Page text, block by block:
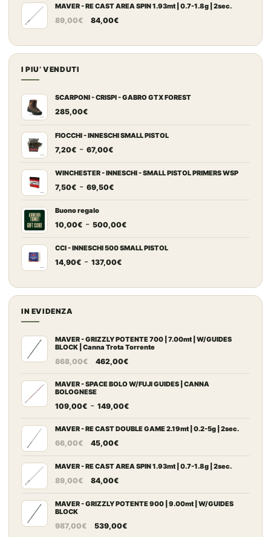
a
originale
era:
attuale
è:
MAVER - RE CAST AREA SPIN 1.93mt | 0.7-1.8g | 2sec.
89,00€
Il
originale
era:
84,00€Il
attuale
è:
I PIU’ VENDUTI
SCARPONI - CRISPI - GABRO GTX FOREST
285,00€
FIOCCHI - INNESCHI SMALL PISTOL
7,20€ - 67,00€Fascia
prezzo:
da
67,00€
WINCHESTER - INNESCHI - SMALL PISTOL PRIMERS WSP
7,50€ - 69,50€Fascia
da
a
69,50€
Buono regalo
10,00€ - 500,00€Fascia
prezzo:
a
500,00€
CCI - INNESCHI 500 SMALL PISTOL
14,90€ - 137,00€Fascia
prezzo:
da
137,00€
IN EVIDENZA
MAVER - GRIZZLY POTENTE 700 | 7.00mt | W/GUIDES
BLOCK | Canna Trota Torrente
868,00€
Il
originale
era:
868,00€.
462,00€Il
attuale
462,00€.
MAVER - SPACE BOLO W/FUJI GUIDES | CANNA
BOLOGNESE
109,00€ - 149,00€Fascia
prezzo:
a
MAVER - RE CAST DOUBLE GAME 2.19mt | 0.2-5g | 2sec.
66,00€
Il
originale
era:
45,00€Il
attuale
è:
MAVER - RE CAST AREA SPIN 1.93mt | 0.7-1.8g | 2sec.
89,00€
Il
originale
89,00€.
84,00€Il
attuale
84,00€.
MAVER - GRIZZLY POTENTE 900 | 9.00mt | W/GUIDES
BLOCK
987,00€
Il
539,00€Il